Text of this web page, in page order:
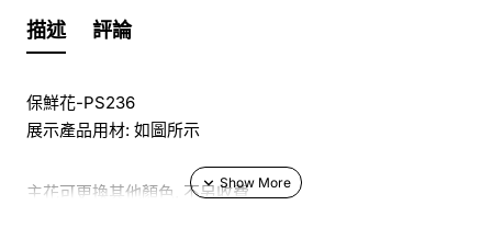
描述 評論
保鮮花-PS236
展示產品用材: 如圖所示
主花可更換其他顏色, 不另收費